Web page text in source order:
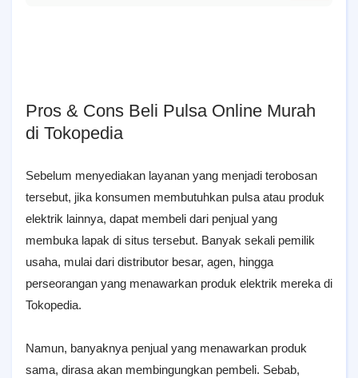
Pros & Cons Beli Pulsa Online Murah
di Tokopedia
Sebelum menyediakan layanan yang menjadi terobosan
tersebut, jika konsumen membutuhkan pulsa atau produk
elektrik lainnya, dapat membeli dari penjual yang
membuka lapak di situs tersebut. Banyak sekali pemilik
usaha, mulai dari distributor besar, agen, hingga
perseorangan yang menawarkan produk elektrik mereka di
Tokopedia.
Namun, banyaknya penjual yang menawarkan produk
sama, dirasa akan membingungkan pembeli. Sebab,